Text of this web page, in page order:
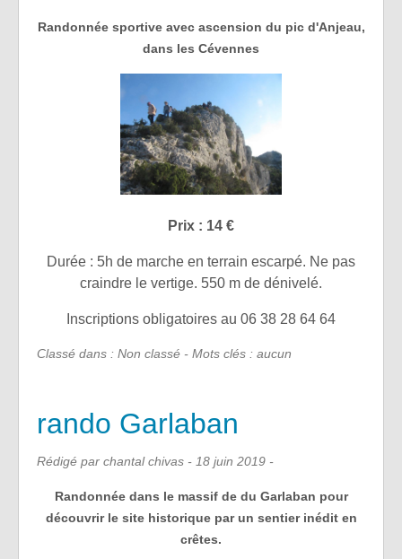
Randonnée sportive avec ascension du pic d'Anjeau,
dans les Cévennes
Prix : 14 €
Durée : 5h de marche en terrain escarpé. Ne pas
craindre le vertige. 550 m de dénivelé.
Inscriptions obligatoires au 06 38 28 64 64
Classé dans : Non classé - Mots clés : aucun
rando Garlaban
Rédigé par chantal chivas - 18 juin 2019 -
Randonnée dans le massif de du Garlaban pour
découvrir le site historique par un sentier inédit en
crêtes.